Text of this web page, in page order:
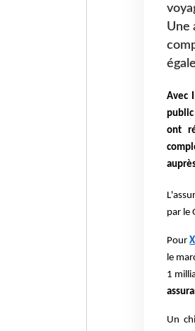
Une
Avec
ont
par le
Pour
le
1
Un